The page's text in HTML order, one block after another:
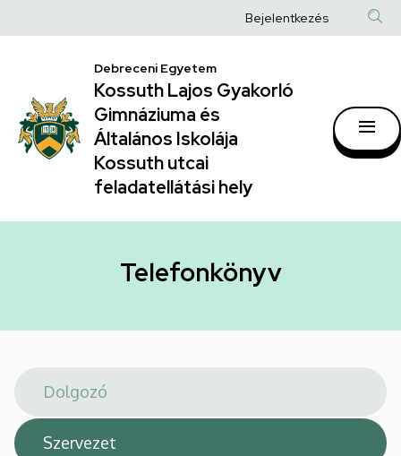
|
Kossuth
Lajos
Gyakorló
Gimnáziuma
Általános
hely
a
Anonim
fiók
Bejelentkezés
Debreceni Egyetem
Kossuth Lajos Gyakorló
Gimnáziuma és
Általános Iskolája
Kossuth utcai
feladatellátási hely
Telefonkönyv